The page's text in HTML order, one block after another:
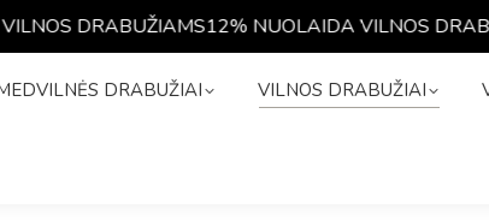
DRABUŽIAMS12% NUOLAIDA VILNOS
DRABUŽIAI VILNOS DRABUŽIAI
MEDVILNĖS DRABUŽIAI VILNOS DRABUŽIAI